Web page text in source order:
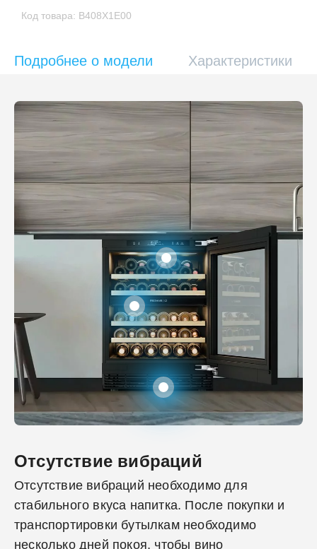
Код товара: B408X1E00
Подробнее о модели Характеристики
Отсутствие вибраций
Отсутствие вибраций необходимо для
стабильного вкуса напитка. После покупки и
транспортировки бутылкам необходимо
несколько дней покоя, чтобы вино